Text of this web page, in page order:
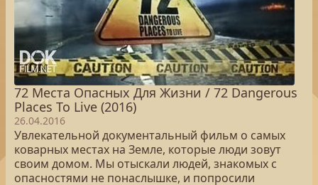
72 Места Опасных Для Жизни / 72 Dangerous
Places To Live (2016)
26.04.2016
Увлекательной документальный фильм о самых
коварных местах на Земле, которые люди зовут
своим домом. Мы отыскали людей, знакомых с
опасностями не понаслышке, и попросили